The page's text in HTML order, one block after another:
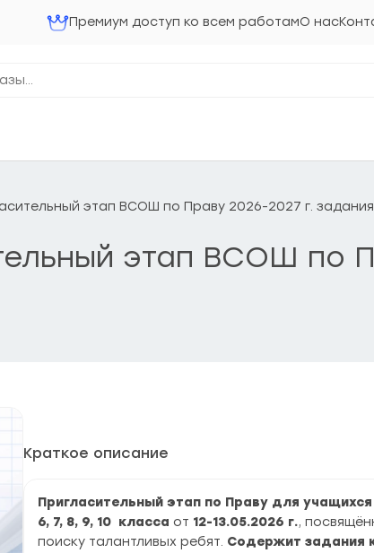
Премиум доступ ко всем работамО нас
этап ВСОШ по Праву 2026-2027 г.
этап ВСОШ по
Краткое описание
Пригласительный этап по Праву для учащихся
6, 7, 8, 9, 10 класса от 12-13.05.2026 г.,
поиску талантливых ребят. Содержит задания